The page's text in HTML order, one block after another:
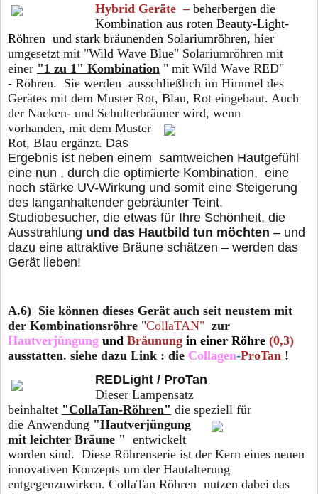
Hybrid Geräte – beherbergen die
Kombination aus roten Beauty-Light-
Röhren und stark bräunenden Solariumröhren, hier
umgesetzt mit "Wild Wave Blue" Solariumröhren mit
einer "1 zu 1" Kombination " mit Wild Wave RED"
- Röhren. Sie werden ausschließlich im Himmel des
Gerätes mit dem Muster Rot, Blau, Rot eingebaut. Auch
der Nacken- und Schulterbräuner wird, wenn
vorhanden, mit dem Muster
Rot, Blau ergänzt. Das
Ergebnis ist neben einem samtweichen Hautgefühl
eine nun , durch die optimierte Kombination, eine
noch stärke UV-Wirkung und somit eine Steigerung
des langanhaltender gebräunter Teint.
Studiobesucher, die etwas für Ihre Schönheit, die
Ausstrahlung und das Hautbild tun möchten – und
dazu eine attraktive Bräune schätzen – werden das
Gerät lieben!
A.6) Sie können dieses Gerät auch seit neustem mit
der Kombinationsröhre "CollaTAN" zur
Hautverjüngung und Bräunung in einer Röhre (0,3)
ausstatten. siehe dazu Link : die Collagen-ProTan !
REDLight / ProTan
Dieser Lampensatz
beinhaltet "CollaTan-Röhren" die speziell für
die Anwendung "Hautverjüngung
mit leichter Bräune " entwickelt
worden sind. Diese Röhrenserie ist der Kern eines neuen
innovativen Konzepts um der Hautalterung
entgegenzuwirken. CollaTan Röhren nutzen dabei das